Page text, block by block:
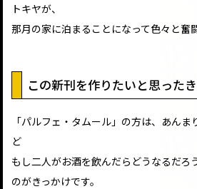
トキヤが、
那月の家に泊まることになって色々と奮
この新刊を作りたいと思った
「パルフェ・タムール」の方は、あん
ど
もし二人がお酒を飲んだらどうなるだろ
のがきっかけです。